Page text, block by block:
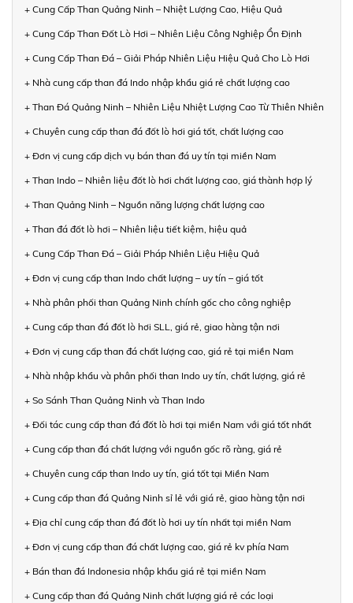
+ Cung Cấp Than Quảng Ninh – Nhiệt Lượng Cao, Hiệu Quả
+ Cung Cấp Than Đốt Lò Hơi – Nhiên Liệu Công Nghiệp Ổn Định
+ Cung Cấp Than Đá – Giải Pháp Nhiên Liệu Hiệu Quả Cho Lò Hơi
+ Nhà cung cấp than đá Indo nhập khẩu giá rẻ chất lượng cao
+ Than Đá Quảng Ninh – Nhiên Liệu Nhiệt Lượng Cao Từ Thiên Nhiên
+ Chuyên cung cấp than đá đốt lò hơi giá tốt, chất lượng cao
+ Đơn vị cung cấp dịch vụ bán than đá uy tín tại miền Nam
+ Than Indo – Nhiên liệu đốt lò hơi chất lượng cao, giá thành hợp lý
+ Than Quảng Ninh – Nguồn năng lượng chất lượng cao
+ Than đá đốt lò hơi – Nhiên liệu tiết kiệm, hiệu quả
+ Cung Cấp Than Đá – Giải Pháp Nhiên Liệu Hiệu Quả
+ Đơn vị cung cấp than Indo chất lượng – uy tín – giá tốt
+ Nhà phân phối than Quảng Ninh chính gốc cho công nghiệp
+ Cung cấp than đá đốt lò hơi SLL, giá rẻ, giao hàng tận nơi
+ Đơn vị cung cấp than đá chất lượng cao, giá rẻ tại miền Nam
+ Nhà nhập khẩu và phân phối than Indo uy tín, chất lượng, giá rẻ
+ So Sánh Than Quảng Ninh và Than Indo
+ Đối tác cung cấp than đá đốt lò hơi tại miền Nam với giá tốt nhất
+ Cung cấp than đá chất lượng với nguồn gốc rõ ràng, giá rẻ
+ Chuyên cung cấp than Indo uy tín, giá tốt tại Miền Nam
+ Cung cấp than đá Quảng Ninh sỉ lẻ với giá rẻ, giao hàng tận nơi
+ Địa chỉ cung cấp than đá đốt lò hơi uy tín nhất tại miền Nam
+ Đơn vị cung cấp than đá chất lượng cao, giá rẻ kv phía Nam
+ Bán than đá Indonesia nhập khẩu giá rẻ tại miền Nam
+ Cung cấp than đá Quảng Ninh chất lượng giá rẻ các loại